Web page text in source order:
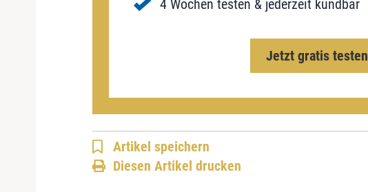
4 Wochen testen & jederzeit kündbar
Jetzt gratis testen
Artikel speichern
Diesen Artikel drucken